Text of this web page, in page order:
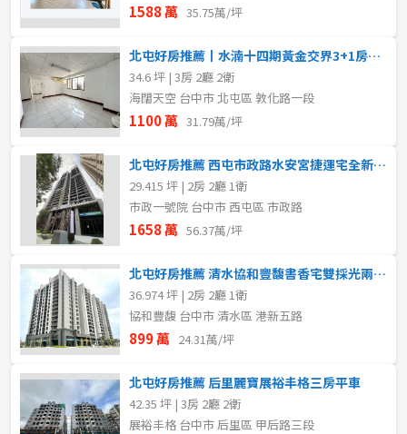
1588 萬 35.75萬/坪
北屯好房推薦丨水湳十四期黃金交界3+1房平車
34.6 坪 | 3房 2廳 2衛
海闊天空 台中市 北屯區 敦化路一段
1100 萬 31.79萬/坪
北屯好房推薦 西屯市政路水安宮捷運宅全新採光兩房車位
29.415 坪 | 2房 2廳 1衛
市政一號院 台中市 西屯區 市政路
1658 萬 56.37萬/坪
北屯好房推薦 清水協和豐馥書香宅雙採光兩房B1平車
36.974 坪 | 2房 2廳 1衛
協和豐馥 台中市 清水區 港新五路
899 萬 24.31萬/坪
北屯好房推薦 后里麗寶展裕丰格三房平車
42.35 坪 | 3房 2廳 2衛
展裕丰格 台中市 后里區 甲后路三段